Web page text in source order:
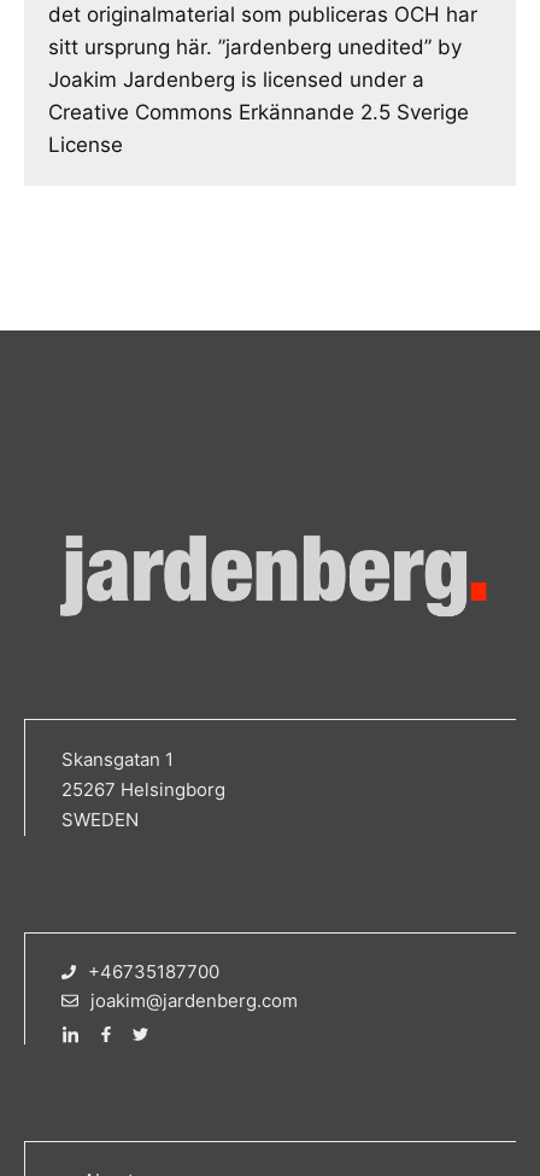
det originalmaterial som publiceras OCH har
sitt ursprung här. ”jardenberg unedited” by
Joakim Jardenberg is licensed under a
Creative Commons Erkännande 2.5 Sverige
License
Skansgatan 1
25267 Helsingborg
SWEDEN
+46735187700
joakim@jardenberg.com